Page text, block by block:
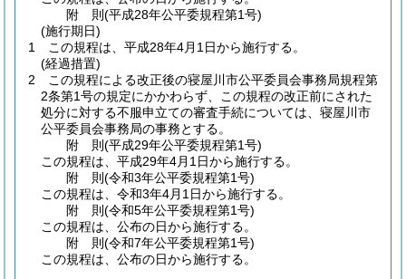
附 則(平成28年公平委規程第1号)
(施行期日)
1
この規程は、平成28年4月1日から施行する。
(経過措置)
2
この規程による改正後の寝屋川市公平委員会事務局規程第
2条第1号の規定にかかわらず、この規程の改正前にされた
処分に対する不服申立ての審査手続については、寝屋川市
公平委員会事務局の事務とする。
附 則(平成29年公平委規程第1号)
この規程は、平成29年4月1日から施行する。
附 則(令和3年公平委規程第1号)
この規程は、令和3年4月1日から施行する。
附 則(令和5年公平委規程第1号)
この規程は、公布の日から施行する。
附 則(令和7年公平委規程第1号)
この規程は、公布の日から施行する。